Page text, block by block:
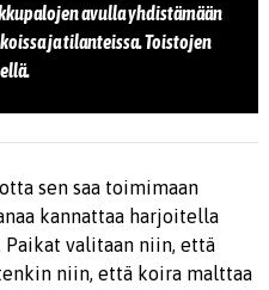
avulla yhdistämään
ja tilanteissa. Toistojen
sen saa toimimaan
kannattaa harjoitella
Paikat valitaan niin, että
niin, että koira malttaa